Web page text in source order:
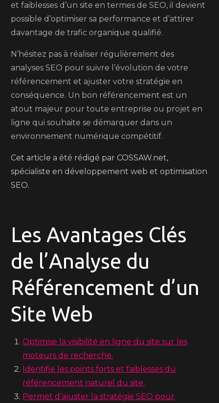
et faiblesses d’un site en termes de SEO, il devient
possible d’optimiser sa performance et d’attirer
davantage de trafic organique qualifié.
N’hésitez pas à réaliser régulièrement des
analyses SEO pour suivre l’évolution de votre
référencement et ajuster votre stratégie en
conséquence. Un bon référencement est un
atout majeur pour toute entreprise ou projet en
ligne qui souhaite se démarquer dans un
environnement numérique compétitif.
Cet article a été rédigé par COSSAW.net,
spécialiste en développement web et optimisation
SEO.
Les Avantages Clés
de l’Analyse du
Référencement d’un
Site Web
Optimise la visibilité en ligne du site sur les
moteurs de recherche.
Identifie les points forts et faiblesses du
référencement naturel du site.
Permet d’ajuster la stratégie SEO pour